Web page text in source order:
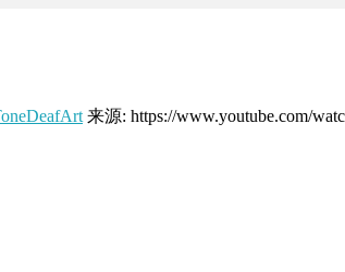
来源: https://www.youtube.com/